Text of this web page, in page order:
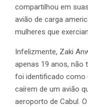
compartilhou em
avião de carga
mulheres que
Infelizmente, Zaki
apenas 19 anos, não
foi identificado como
caírem de um avião
aeroporto de Cabul.